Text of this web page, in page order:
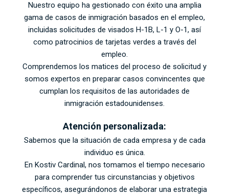
Nuestro equipo ha gestionado con éxito una amplia
gama de casos de inmigración basados en el empleo,
incluidas solicitudes de visados H-1B, L-1 y O-1, así
como patrocinios de tarjetas verdes a través del
empleo.
Comprendemos los matices del proceso de solicitud y
somos expertos en preparar casos convincentes que
cumplan los requisitos de las autoridades de
inmigración estadounidenses.
Atención personalizada:
Sabemos que la situación de cada empresa y de cada
individuo es única.
En Kostiv Cardinal, nos tomamos el tiempo necesario
para comprender tus circunstancias y objetivos
específicos, asegurándonos de elaborar una estrategia